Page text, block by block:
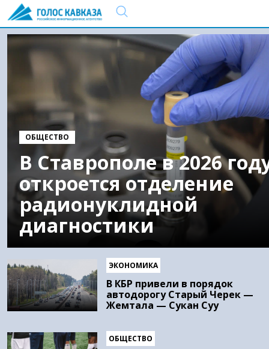
ОБЩЕСТВО
В Ставрополе в 2026
откроется отделение
радионуклидной
диагностики
ЭКОНОМИКА
В КБР привели в порядок
автодорогу Старый Черек —
Жемтала — Сукан Суу
ОБЩЕСТВО